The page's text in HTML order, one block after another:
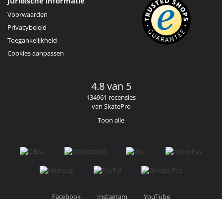
Voorwaarden
Privacybeleid
Toegankelijkheid
Cookies aanpassen
4.8 van 5
134961 recensies
van SkatePro
Toon alle
Facebook Instagram YouTube